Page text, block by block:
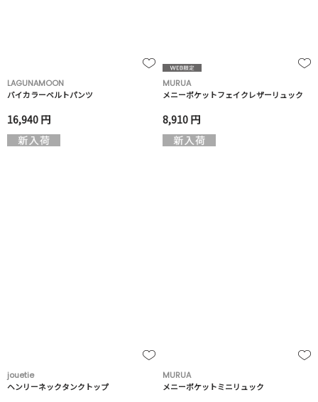
LAGUNAMOON
バイカラーベルトパンツ
16,940 円
MURUA
メニーポケットフェイクレザーリュック
8,910 円
jouetie
ヘンリーネックタンクトップ
MURUA
メニーポケットミニリュック